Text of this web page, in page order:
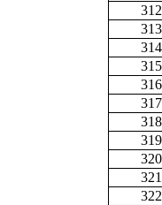
312
313
314
315
316
317
318
319
320
321
322